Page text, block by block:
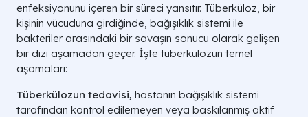
enfeksiyonunu içeren bir süreci yansıtır. Tüberküloz, bir
kişinin vücuduna girdiğinde, bağışıklık sistemi ile
bakteriler arasındaki bir savaşın sonucu olarak gelişen
bir dizi aşamadan geçer. İşte tüberkülozun temel
aşamaları:
Tüberkülozun tedavisi, hastanın bağışıklık sistemi
tarafından kontrol edilemeyen veya baskılanmış aktif